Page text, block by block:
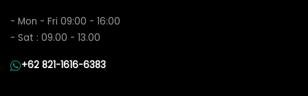
- Mon - Fri 09:00 - 16:00
- Sat : 09.00 - 13.00
+62 821-1616-6383